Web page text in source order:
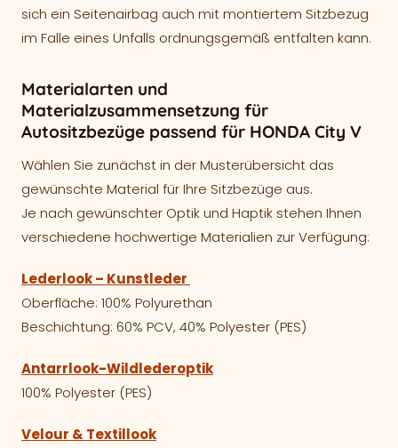
sich ein Seitenairbag auch mit montiertem Sitzbezug
im Falle eines Unfalls ordnungsgemäß entfalten kann.
Materialarten und
Materialzusammensetzung für
Autositzbezüge passend für HONDA City V
Wählen Sie zunächst in der Musterübersicht das
gewünschte Material für Ihre Sitzbezüge aus.
Je nach gewünschter Optik und Haptik stehen Ihnen
verschiedene hochwertige Materialien zur Verfügung:
Lederlook – Kunstleder
Oberfläche: 100% Polyurethan
Beschichtung: 60% PCV, 40% Polyester (PES)
Antarrlook-Wildlederoptik
100% Polyester (PES)
Velour & Textillook